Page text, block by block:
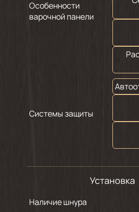
Особенности
варочной панели
Системы защиты
Установка
Наличие шнура